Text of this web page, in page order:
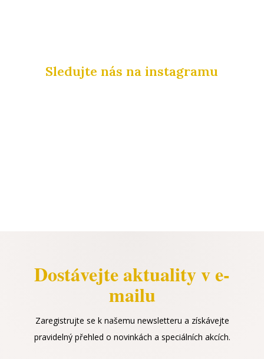
Sledujte nás na instagramu
Dostávejte aktuality v e-
mailu
Zaregistrujte se k našemu newsletteru a získávejte
pravidelný přehled o novinkách a speciálních akcích.